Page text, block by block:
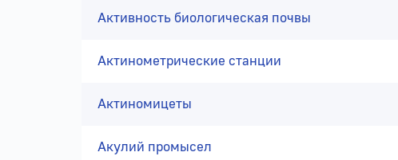
Активность биологическая почвы
Актинометрические станции
Актиномицеты
Акулий промысел